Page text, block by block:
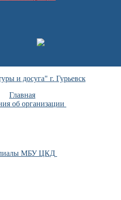
и досуга" г. Гурьевск
Главная
об организации
МБУ ЦКД